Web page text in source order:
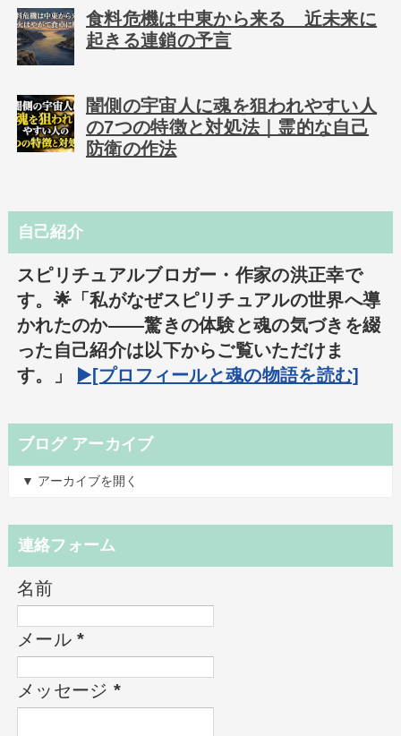
食料危機は中東から来る 近未来に
起きる連鎖の予言
闇側の宇宙人に魂を狙われやすい人
の7つの特徴と対処法｜霊的な自己
防衛の作法
自己紹介
スピリチュアルブロガー・作家の洪正幸で
す。🌟「私がなぜスピリチュアルの世界へ導
かれたのか――驚きの体験と魂の気づきを綴
った自己紹介は以下からご覧いただけま
す。」
▶️[プロフィールと魂の物語を読む]
ブログ アーカイブ
▼ アーカイブを開く
連絡フォーム
名前
メール*
メッセージ *